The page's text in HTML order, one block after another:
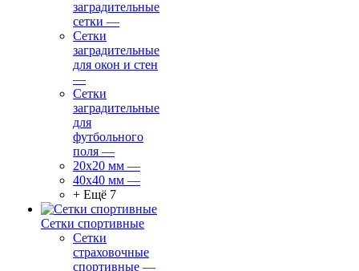
заградительные
сетки —
Сетки
заградительные
для окон и стен
—
Сетки
заградительные
для
футбольного
поля —
20х20 мм —
40х40 мм —
+ Ещё 7
Сетки спортивные
Сетки
страховочные
спортивные —